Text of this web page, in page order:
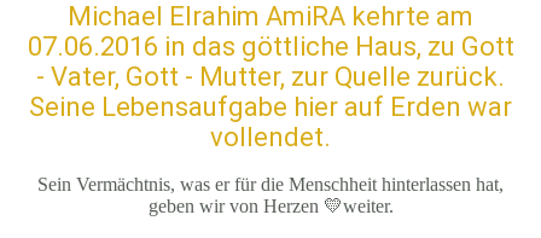
Michael Elrahim AmiRA kehrte am
07.06.2016 in das göttliche Haus, zu Gott
- Vater, Gott - Mutter, zur Quelle zurück.
Seine Lebensaufgabe hier auf Erden war
vollendet.
Sein Vermächtnis, was er für die Menschheit hinterlassen hat,
geben wir von Herzen 💛weiter.